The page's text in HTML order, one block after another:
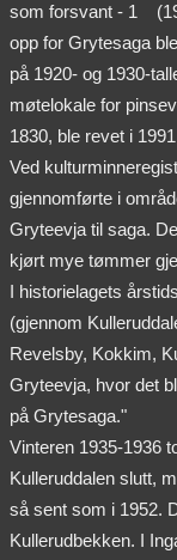
som forsvant - 1
opp for Grytesaga
på 1920- og 1930-
møtelokale for
1830, ble revet i
Ved
gjennomførte i
Gryteevja til saga.
kjørt mye tømmer
I historielagets
(gjennom
Revelsby, Kokkim,
Gryteevja, hvor det
på Grytesaga."
Vinteren 1935-1936
Kulleruddalen slutt,
så sent som i 1952.
Kullerudbekken. I